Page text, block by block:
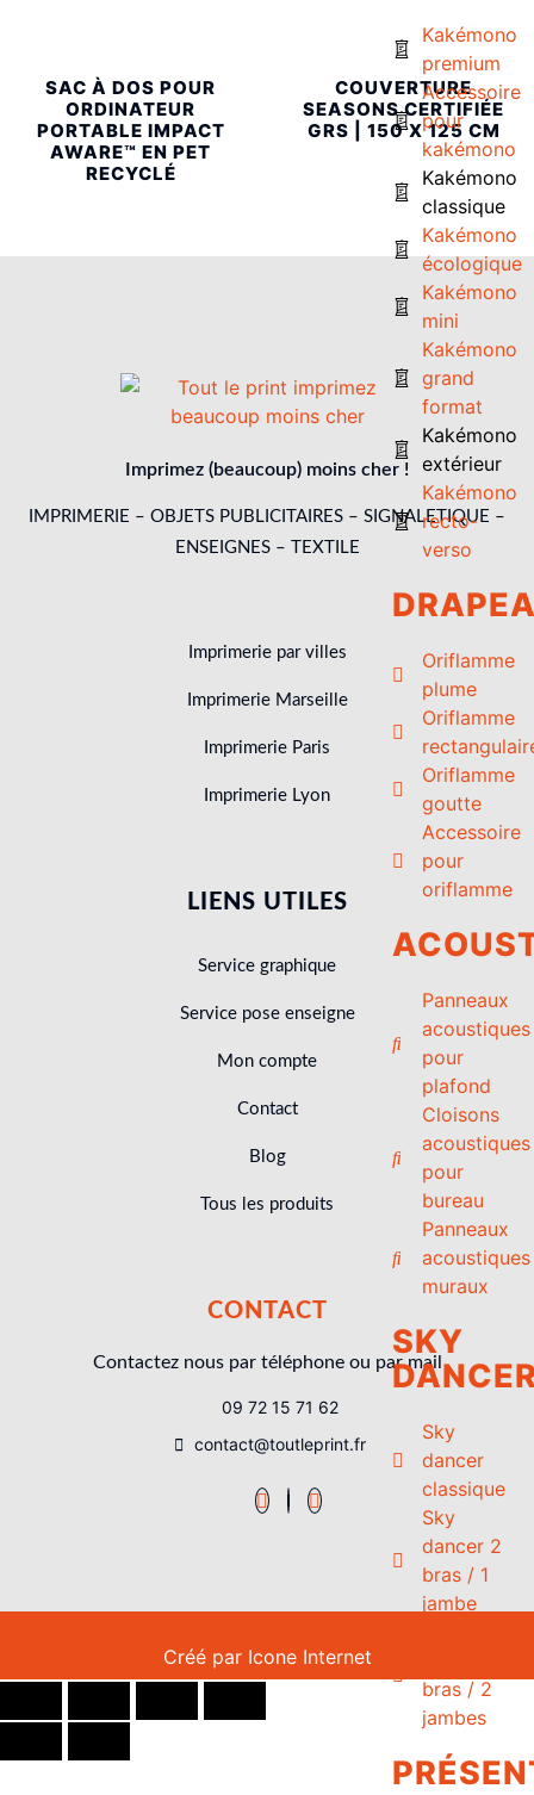
Kakémono
premium
Accessoire
pour
kakémono
Kakémono
classique
Kakémono
écologique
Kakémono
mini
Kakémono
grand
format
Kakémono
extérieur
Kakémono
recto-
verso
Oriflamme
plume
Oriflamme
Oriflamme
goutte
Accessoire
pour
oriflamme
Panneaux
acoustiques
pour
plafond
Cloisons
acoustiques
pour
bureau
Panneaux
acoustiques
muraux
SKY
Sky
dancer
classique
Sky
dancer 2
bras / 1
jambe
bras / 2
jambes
SAC À DOS POUR
ORDINATEUR
PORTABLE IMPACT
AWARE™ EN PET
RECYCLÉ
COUVERTURE
SEASONS CERTIFIÉE
GRS | 150 X 125 CM
Imprimez (beaucoup) moins cher !
IMPRIMERIE – OBJETS PUBLICITAIRES – SIGNALETIQUE –
ENSEIGNES – TEXTILE
Imprimerie par villes
Imprimerie Marseille
Imprimerie Paris
Imprimerie Lyon
LIENS UTILES
Service graphique
Service pose enseigne
Mon compte
Contact
Blog
Tous les produits
CONTACT
Contactez nous par téléphone ou par mail
09 72 15 71 62
contact@toutleprint.fr
Créé par Icone Internet